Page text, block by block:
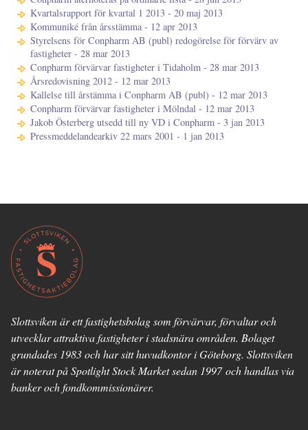
Kvartalsrapport för kvartal 1 2013 - 20 maj 2013
Kommuniké från årsstämma - 12 apr 2013
Styrelsens för Conpharm AB (publ) redogörelse för förvärv av
fastigheter - 28 mar 2013
Conpharm förvärvar fastigheter i Tidaholm - 28 mar 2013
Årsredovisning 2012 - 12 mar 2013
Kallelse till årstämma i Conpharm AB (publ) - 12 mar 2013
Conpharm förvärvar fastigheter i Mölndal - 12 mar 2013
Jakob Österberg utsedd till ny VD i Conpharm - 3 jan 2013
Pressmeddelandearkiv 22 mars 2001 - 1 jan 2013
Slottsviken är ett fastighetsbolag som förvärvar, förvaltar och
utvecklar attraktiva fastigheter i stadsnära områden. Bolaget
grundades 1983 och har sitt huvudkontor i Göteborg. Slottsviken
är noterat på Spotlight Stock Market sedan 1997 och handlas via
banker och fondkommissionärer.